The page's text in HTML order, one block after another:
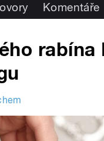
Komentáře
rabína